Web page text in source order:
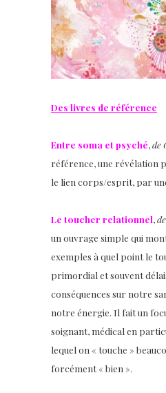
Des livres de référence
Entre soma et psyché,de
référence, une révélation
le lien corps/esprit, par
Le toucher relationnel,
un ouvrage simple qui
exemples à quel point le
primordial et souvent
conséquences sur notre
notre énergie. Il fait un
soignant, médical en
lequel on « touche »
forcément « bien ».